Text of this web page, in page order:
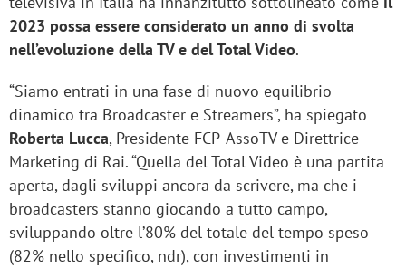
2023 possa essere considerato un anno di svolta
nell’evoluzione della TV e del Total Video.
“Siamo entrati in una fase di nuovo equilibrio
dinamico tra Broadcaster e Streamers”, ha spiegato
Roberta Lucca, Presidente FCP-AssoTV e Direttrice
Marketing di Rai. “Quella del Total Video è una partita
aperta, dagli sviluppi ancora da scrivere, ma che i
broadcasters stanno giocando a tutto campo,
sviluppando oltre l’80% del totale del tempo speso
(82% nello specifico, ndr), con investimenti in